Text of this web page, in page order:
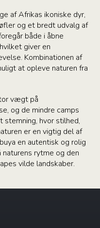
af Afrikas ikoniske dyr,
og et bredt udvalg af
både i åbne
giver en
Kombinationen af
at opleve naturen fra
vægt på
og de mindre camps
stemning, hvor stilhed,
er en vigtig del af
en autentisk og rolig
rytme og den
vilde landskaber.